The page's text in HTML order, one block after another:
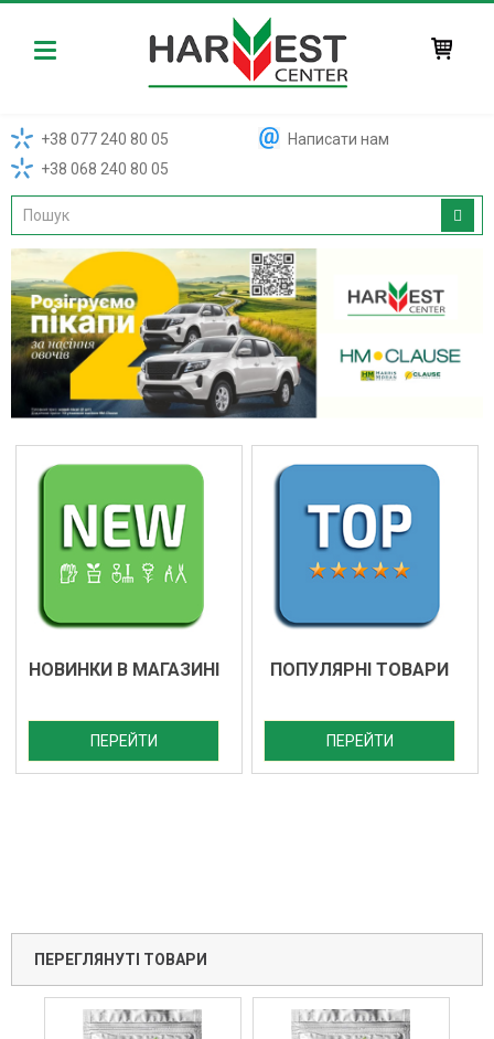
Harvest
+38 077 240 80 05
+38 068 240 80 05
Написати нам
НОВИНКИ В МАГАЗИНІ
ПЕРЕЙТИ
ПОПУЛЯРНІ ТОВАРИ
ПЕРЕЙТИ
ПЕРЕГЛЯНУТІ ТОВАРИ